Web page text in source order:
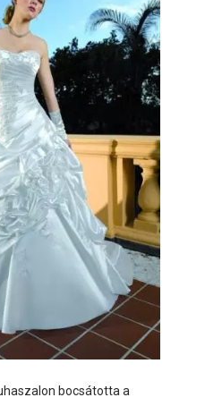
bocsátotta a